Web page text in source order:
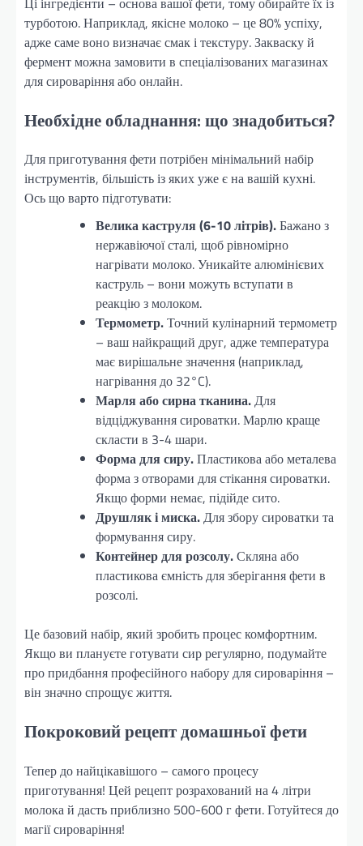
турботою. Наприклад, якісне молоко – це 80% успіху,
адже саме воно визначає смак і текстуру. Закваску й
фермент можна замовити в спеціалізованих магазинах
для сироваріння або онлайн.
Необхідне обладнання: що знадобиться?
Для приготування фети потрібен мінімальний набір
інструментів, більшість із яких уже є на вашій кухні.
Ось що варто підготувати:
Велика каструля (6-10 літрів).Бажано з
нержавіючої сталі, щоб рівномірно
нагрівати молоко. Уникайте алюмінієвих
каструль – вони можуть вступати в
реакцію з молоком.
Термометр.Точний кулінарний термометр
– ваш найкращий друг, адже температура
має вирішальне значення (наприклад,
нагрівання до 32°C).
Марля або сирна тканина.Для
відціджування сироватки. Марлю краще
скласти в 3-4 шари.
Форма для сиру.Пластикова або металева
форма з отворами для стікання сироватки.
Якщо форми немає, підійде сито.
Друшляк і миска.Для збору сироватки та
формування сиру.
Контейнер для розсолу.Скляна або
пластикова ємність для зберігання фети в
розсолі.
Це базовий набір, який зробить процес комфортним.
Якщо ви плануєте готувати сир регулярно, подумайте
про придбання професійного набору для сироваріння –
він значно спрощує життя.
Покроковий рецепт домашньої фети
Тепер до найцікавішого – самого процесу
приготування! Цей рецепт розрахований на 4 літри
молока й дасть приблизно 500-600 г фети. Готуйтеся до
магії сироваріння!